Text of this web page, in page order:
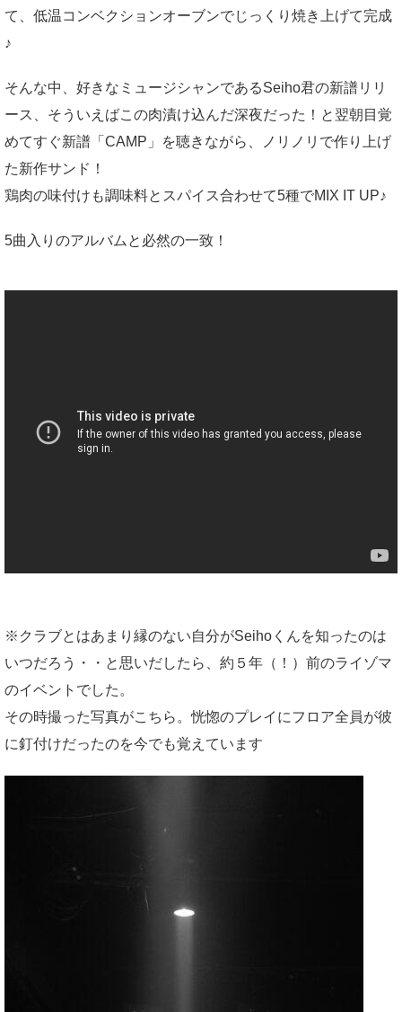
て、低温コンベクションオーブンでじっくり焼き上げて完成
♪
そんな中、好きなミュージシャンであるSeiho君の新譜リリ
ース、そういえばこの肉漬け込んだ深夜だった！と翌朝目覚
めてすぐ新譜「CAMP」を聴きながら、ノリノリで作り上げ
た新作サンド！
鶏肉の味付けも調味料とスパイス合わせて5種でMIX IT UP♪
5曲入りのアルバムと必然の一致！
※クラブとはあまり縁のない自分がSeihoくんを知ったのは
いつだろう・・と思いだしたら、約５年（！）前のライゾマ
のイベントでした。
その時撮った写真がこちら。恍惚のプレイにフロア全員が彼
に釘付けだったのを今でも覚えています